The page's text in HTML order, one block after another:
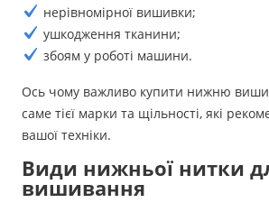
нерівномірної вишивки;
ушкодження тканини;
збоям у роботі машини.
Ось чому важливо купити нижню
саме тієї марки та щільності, які
вашої техніки.
Види нижньої нитки
вишивання